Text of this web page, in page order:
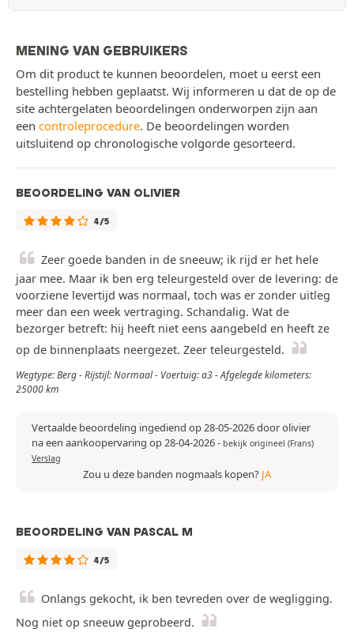
MENING VAN GEBRUIKERS
Om dit product te kunnen beoordelen, moet u eerst een
bestelling hebben geplaatst. Wij informeren u dat de op de
site achtergelaten beoordelingen onderworpen zijn aan
een controleprocedure. De beoordelingen worden
uitsluitend op chronologische volgorde gesorteerd.
BEOORDELING VAN OLIVIER
4/5
Zeer goede banden in de sneeuw; ik rijd er het hele
jaar mee. Maar ik ben erg teleurgesteld over de levering: de
voorziene levertijd was normaal, toch was er zonder uitleg
meer dan een week vertraging. Schandalig. Wat de
bezorger betreft: hij heeft niet eens aangebeld en heeft ze
op de binnenplaats neergezet. Zeer teleurgesteld.
Wegtype: Berg - Rijstijl: Normaal - Voertuig: a3 - Afgelegde kilometers:
25000 km
Vertaalde beoordeling ingediend op 28-05-2026 door olivier
na een aankoopervaring op 28-04-2026- bekijk origineel (Frans)
Verslag
Zou u deze banden nogmaals kopen? JA
BEOORDELING VAN PASCAL M
4/5
Onlangs gekocht, ik ben tevreden over de wegligging.
Nog niet op sneeuw geprobeerd.